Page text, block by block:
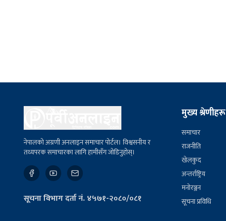
नेपालको अग्रणी अनलाइन समाचार पोर्टल। विश्वसनीय र
तथ्यपरक समाचारका लागि हामीसँग जोडिनुहोस्।
सूचना विभाग दर्ता नं. ४५७१-२०८०/०८१
मुख्य श्रेणीहरू
समाचार
राजनीति
खेलकुद
अन्तर्राष्ट्रिय
मनोरञ्जन
सूचना प्रविधि